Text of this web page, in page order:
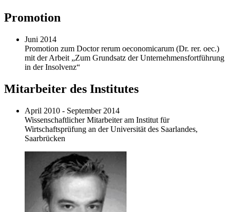
Promotion
Juni 2014
Promotion zum Doctor rerum oeconomicarum (Dr. rer. oec.)
mit der Arbeit „Zum Grundsatz der Unternehmensfortführung
in der Insolvenz“
Mitarbeiter des Institutes
April 2010 - September 2014
Wissenschaftlicher Mitarbeiter am Institut für
Wirtschaftsprüfung an der Universität des Saarlandes,
Saarbrücken